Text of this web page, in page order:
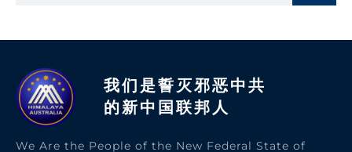
我们是誓灭邪恶中共
的新中国联邦人​
We Are the People of the New Federal State of